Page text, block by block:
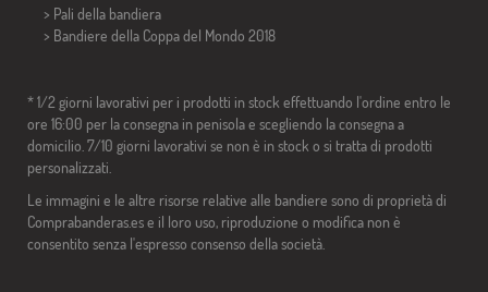
> Pali della bandiera
> Bandiere della Coppa del Mondo 2018
* 1/2 giorni lavorativi per i prodotti in stock effettuando l'ordine entro le
ore 16:00 per la consegna in penisola e scegliendo la consegna a
domicilio. 7/10 giorni lavorativi se non è in stock o si tratta di prodotti
personalizzati.
Le immagini e le altre risorse relative alle bandiere sono di proprietà di
Comprabanderas.es e il loro uso, riproduzione o modifica non è
consentito senza l'espresso consenso della società.